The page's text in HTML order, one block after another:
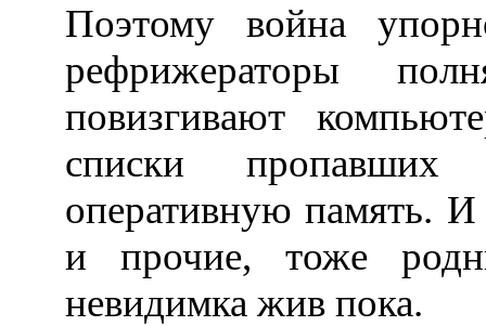
Поэтому война
рефрижераторы
повизгивают
списки пропавших
оперативную память.
и прочие, тоже
невидимка жив пока.